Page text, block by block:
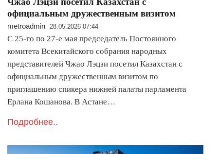
официальным дружественным визитом
metroadmin 28.05.2026 07:44
С 25-го по 27-е мая председатель Постоянного
комитета Всекитайского собрания народных
представителей Чжао Лэцзи посетил Казахстан с
официальным дружественным визитом по
приглашению спикера нижней палаты парламента
Ерлана Кошанова. В Астане…
Подробнее..